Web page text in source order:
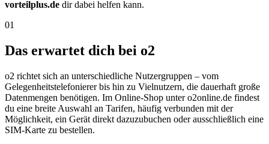
vorteilplus.de dir dabei helfen kann.
01
Das erwartet dich bei o2
o2 richtet sich an unterschiedliche Nutzergruppen – vom
Gelegenheitstelefonierer bis hin zu Vielnutzern, die dauerhaft große
Datenmengen benötigen. Im Online-Shop unter o2online.de findest
du eine breite Auswahl an Tarifen, häufig verbunden mit der
Möglichkeit, ein Gerät direkt dazuzubuchen oder ausschließlich eine
SIM-Karte zu bestellen.